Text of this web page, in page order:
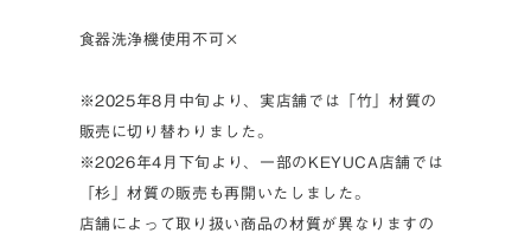
食器洗浄機使用不可×
※2025年8月中旬より、実店舗では「竹」材質の
販売に切り替わりました。
※2026年4月下旬より、一部のKEYUCA店舗では
「杉」材質の販売も再開いたしました。
店舗によって取り扱い商品の材質が異なりますの